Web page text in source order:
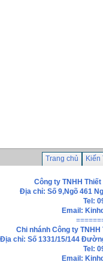
Trang chủ Kiến
Công ty TNHH
Địa chỉ: Số 9,Ngõ 461
Tel:
Email:
Chi nhánh Công ty
Địa chỉ: Số 1331/15/144
Tel:
Email: